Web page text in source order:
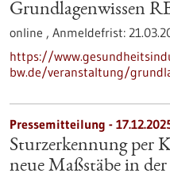
Grundlagenwissen
online , Anmeldefrist:
https://
bw.de/veranstaltung/
Pressemitteilung -
Sturzerkennung per
neue Maßstäbe in